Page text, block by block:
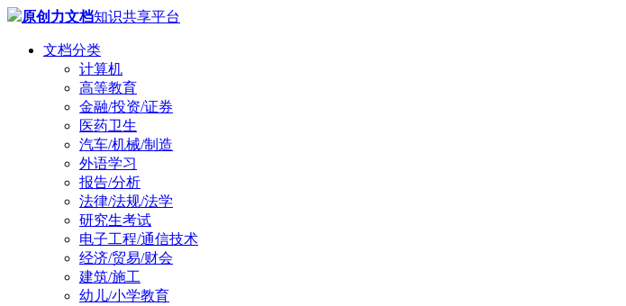
原创力文档知识共享平台
文档分类
计算机
高等教育
金融/投资/证券
医药卫生
汽车/机械/制造
外语学习
报告/分析
法律/法规/法学
研究生考试
电子工程/通信技术
经济/贸易/财会
建筑/施工
幼儿/小学教育